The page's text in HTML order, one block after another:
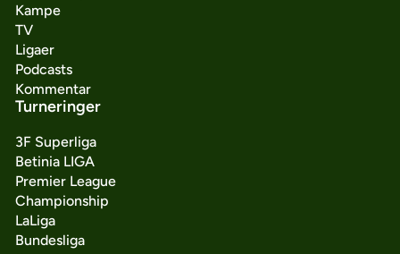
Kampe
TV
Ligaer
Podcasts
Kommentar
Turneringer
3F Superliga
Betinia LIGA
Premier League
Championship
LaLiga
Bundesliga